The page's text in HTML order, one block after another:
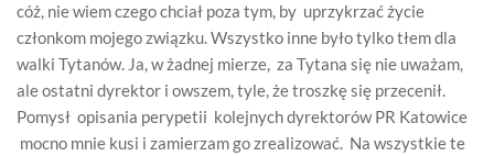
cóż, nie wiem czego chciał poza tym, by uprzykrzać życie
członkom mojego związku. Wszystko inne było tylko tłem dla
walki Tytanów. Ja, w żadnej mierze, za Tytana się nie uważam,
ale ostatni dyrektor i owszem, tyle, że troszkę się przecenił.
Pomysł opisania perypetii kolejnych dyrektorów PR Katowice
mocno mnie kusi i zamierzam go zrealizować. Na wszystkie te